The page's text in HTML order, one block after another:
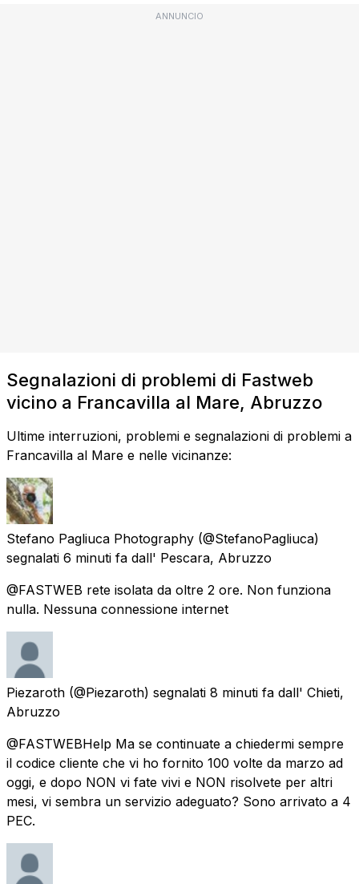
ANNUNCIO
Segnalazioni di problemi di Fastweb
vicino a Francavilla al Mare, Abruzzo
Ultime interruzioni, problemi e segnalazioni di problemi a
Francavilla al Mare e nelle vicinanze:
Stefano Pagliuca Photography (@StefanoPagliuca)
segnalati 6 minuti fa dall' Pescara, Abruzzo
@FASTWEB rete isolata da oltre 2 ore. Non funziona
nulla. Nessuna connessione internet
Piezaroth (@Piezaroth) segnalati 8 minuti fa dall' Chieti,
Abruzzo
@FASTWEBHelp Ma se continuate a chiedermi sempre
il codice cliente che vi ho fornito 100 volte da marzo ad
oggi, e dopo NON vi fate vivi e NON risolvete per altri
mesi, vi sembra un servizio adeguato? Sono arrivato a 4
PEC.